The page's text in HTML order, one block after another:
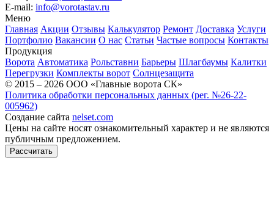
E-mail: info@vorotastav.ru
Меню
Главная Акции Отзывы Калькулятор Ремонт Доставка Услуги
Портфолио Вакансии О нас Статьи Частые вопросы Контакты
Продукция
Ворота Автоматика Рольставни Барьеры Шлагбаумы Калитки
Перегрузки Комплекты ворот Солнцезащита
© 2015 – 2026 ООО «Главные ворота СК»
Политика обработки персональных данных (рег. №26-22-
005962)
Создание сайта nelset.com
Цены на сайте носят ознакомительный характер и не являются
публичным предложением.
Рассчитать